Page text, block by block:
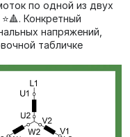
по одной из двух
Конкретный
напряжений,
табличке